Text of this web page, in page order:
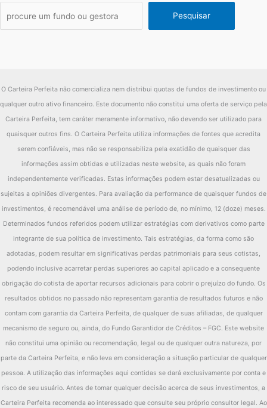
Pesquisar
O Carteira Perfeita não comercializa nem distribui quotas de fundos de investimento ou
qualquer outro ativo financeiro. Este documento não constitui uma oferta de serviço pela
Carteira Perfeita, tem caráter meramente informativo, não devendo ser utilizado para
quaisquer outros fins. O Carteira Perfeita utiliza informações de fontes que acredita
serem confiáveis, mas não se responsabiliza pela exatidão de quaisquer das
informações assim obtidas e utilizadas neste website, as quais não foram
independentemente verificadas. Estas informações podem estar desatualizadas ou
sujeitas a opiniões divergentes. Para avaliação da performance de quaisquer fundos de
investimentos, é recomendável uma análise de período de, no mínimo, 12 (doze) meses.
Determinados fundos referidos podem utilizar estratégias com derivativos como parte
integrante de sua política de investimento. Tais estratégias, da forma como são
adotadas, podem resultar em significativas perdas patrimoniais para seus cotistas,
podendo inclusive acarretar perdas superiores ao capital aplicado e a consequente
obrigação do cotista de aportar recursos adicionais para cobrir o prejuízo do fundo. Os
resultados obtidos no passado não representam garantia de resultados futuros e não
contam com garantia da Carteira Perfeita, de qualquer de suas afiliadas, de qualquer
mecanismo de seguro ou, ainda, do Fundo Garantidor de Créditos – FGC. Este website
não constitui uma opinião ou recomendação, legal ou de qualquer outra natureza, por
parte da Carteira Perfeita, e não leva em consideração a situação particular de qualquer
pessoa. A utilização das informações aqui contidas se dará exclusivamente por conta e
risco de seu usuário. Antes de tomar qualquer decisão acerca de seus investimentos, a
Carteira Perfeita recomenda ao interessado que consulte seu próprio consultor legal. Ao